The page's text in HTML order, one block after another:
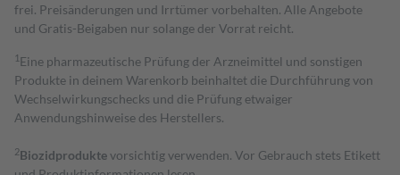
frei. Preisänderungen und Irrtümer vorbehalten. Alle Angebote
und Gratis-Beigaben nur solange der Vorrat reicht.
1 Eine pharmazeutische Prüfung der Arzneimittel und sonstigen
Produkte in deinem Warenkorb beinhaltet die Durchführung von
Wechselwirkungschecks und die Prüfung etwaiger
Anwendungshinweise des Herstellers.
2Biozidproduktevorsichtig verwenden. Vor Gebrauch stets Etikett